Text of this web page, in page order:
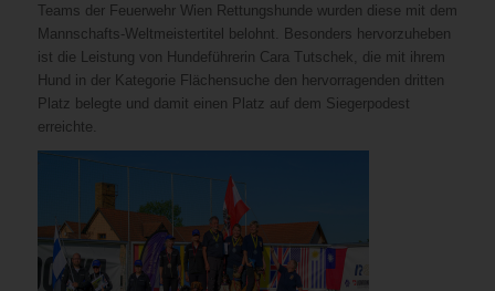
Teams der Feuerwehr Wien Rettungshunde wurden diese mit dem
Mannschafts-Weltmeistertitel belohnt. Besonders hervorzuheben
ist die Leistung von Hundeführerin Cara Tutschek, die mit ihrem
Hund in der Kategorie Flächensuche den hervorragenden dritten
Platz belegte und damit einen Platz auf dem Siegerpodest
erreichte.